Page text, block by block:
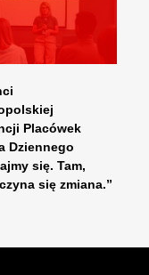
Placówek
Dziennego
się. Tam,
się zmiana.”